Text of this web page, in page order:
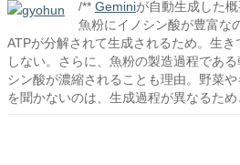
/** Geminiが自動生成した
魚粉にイノシン酸が豊富な
ATPが分解されて生成されるため。生
しない。さらに、魚粉の製造過程であ
シン酸が濃縮されることも理由。野菜
を聞かないのは、生成過程が異なるため